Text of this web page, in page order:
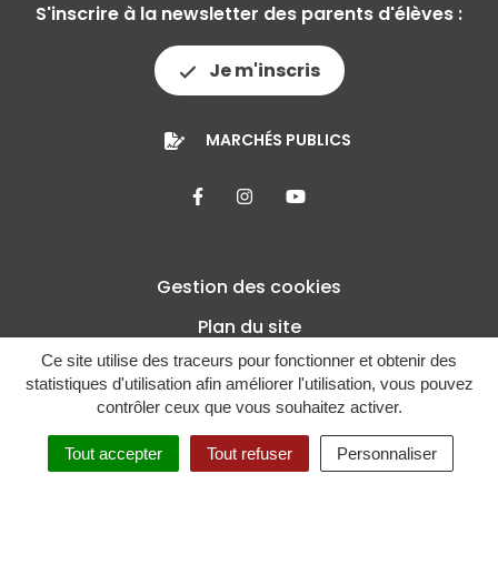
Ce site utilise des traceurs pour fonctionner et obtenir des
statistiques d'utilisation afin améliorer l'utilisation, vous pouvez
contrôler ceux que vous souhaitez activer.
Tout accepter Tout refuser Personnaliser
S'inscrire à la newsletter des parents d'élèves :
Je m'inscris
MARCHÉS PUBLICS
Lien vers le compte Facebook
Lien vers le compte
Lien vers la chaîne
Gestion des cookies
Plan du site
Mentions légales
Crédits
Politique de confidentialité